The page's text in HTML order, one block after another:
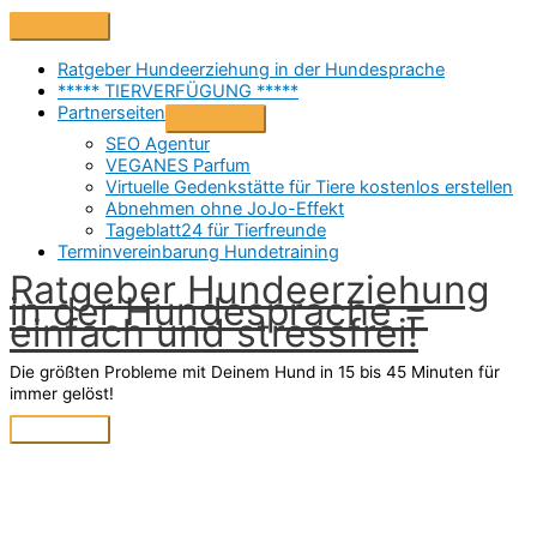
Zum
Inhalt
springen
Above
Header
Ratgeber Hundeerziehung in der Hundesprache
***** TIERVERFÜGUNG *****
Partnerseiten
SEO Agentur
VEGANES Parfum
Virtuelle Gedenkstätte für Tiere kostenlos erstellen
Abnehmen ohne JoJo-Effekt
Tageblatt24 für Tierfreunde
Terminvereinbarung Hundetraining
Ratgeber Hundeerziehung
in der Hundesprache =
einfach und stressfrei!
Die größten Probleme mit Deinem Hund in 15 bis 45 Minuten für
immer gelöst!
Hauptmenü